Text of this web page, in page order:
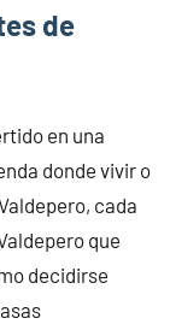
de
en una
donde vivir o
cada
que
decidirse